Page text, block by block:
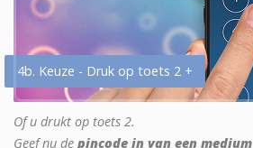
4b. Keuze - Druk op toets 2 +
Of u drukt op toets 2.
Geef nu de pincode in van een medium